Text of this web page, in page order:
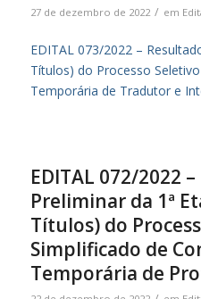
27 de dezembro de 2022 / em
EDITAL 073/2022 –
Títulos) do Processo
Temporária de Tradutor e
EDITAL 072/2022
Preliminar da 1ª
Títulos) do
Simplificado de
Temporária de